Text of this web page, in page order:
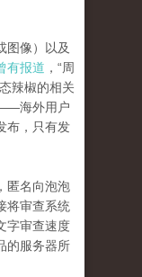
图像）以及
有报道 ，“周
辣椒的相关
海外用户
布，只有发
匿名向泡泡
将审查系统
字审查速度
的服务器所